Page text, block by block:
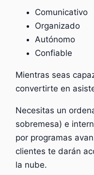
Comunicativo
Organizado
Autónomo
Confiable
Mientras seas
convertirte en
Necesitas un
sobremesa) e
por programas
clientes te darán
la nube.